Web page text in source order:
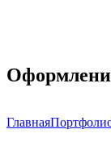
реклама
Главная